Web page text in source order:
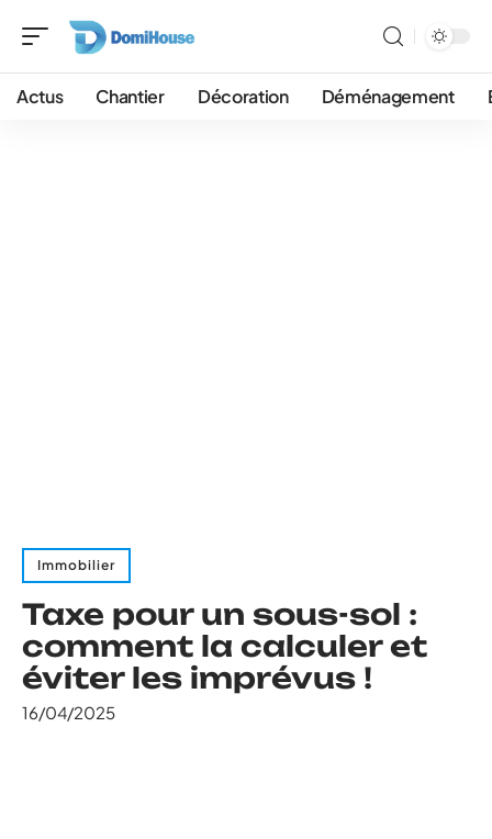
Actus Chantier Décoration Déménagement
Immobilier
Taxe pour un sous-sol :
comment la calculer et
éviter les imprévus !
16/04/2025